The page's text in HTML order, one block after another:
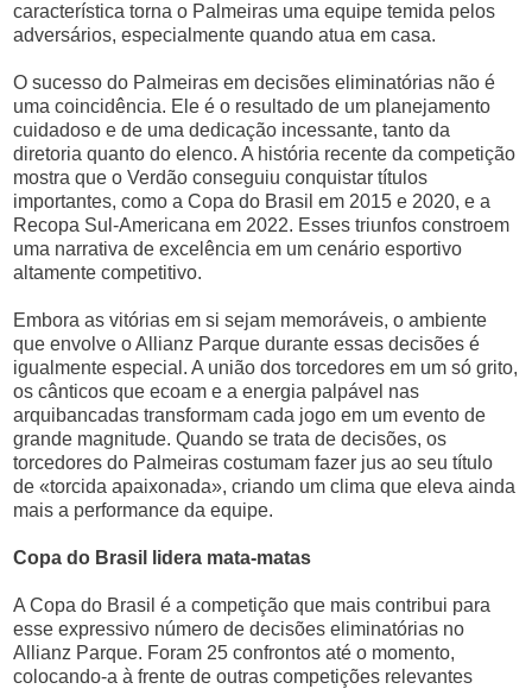
característica torna o Palmeiras uma equipe temida pelos
adversários, especialmente quando atua em casa.
O sucesso do Palmeiras em decisões eliminatórias não é
uma coincidência. Ele é o resultado de um planejamento
cuidadoso e de uma dedicação incessante, tanto da
diretoria quanto do elenco. A história recente da competição
mostra que o Verdão conseguiu conquistar títulos
importantes, como a Copa do Brasil em 2015 e 2020, e a
Recopa Sul-Americana em 2022. Esses triunfos constroem
uma narrativa de excelência em um cenário esportivo
altamente competitivo.
Embora as vitórias em si sejam memoráveis, o ambiente
que envolve o Allianz Parque durante essas decisões é
igualmente especial. A união dos torcedores em um só grito,
os cânticos que ecoam e a energia palpável nas
arquibancadas transformam cada jogo em um evento de
grande magnitude. Quando se trata de decisões, os
torcedores do Palmeiras costumam fazer jus ao seu título
de «torcida apaixonada», criando um clima que eleva ainda
mais a performance da equipe.
Copa do Brasil lidera mata-matas
A Copa do Brasil é a competição que mais contribui para
esse expressivo número de decisões eliminatórias no
Allianz Parque. Foram 25 confrontos até o momento,
colocando-a à frente de outras competições relevantes